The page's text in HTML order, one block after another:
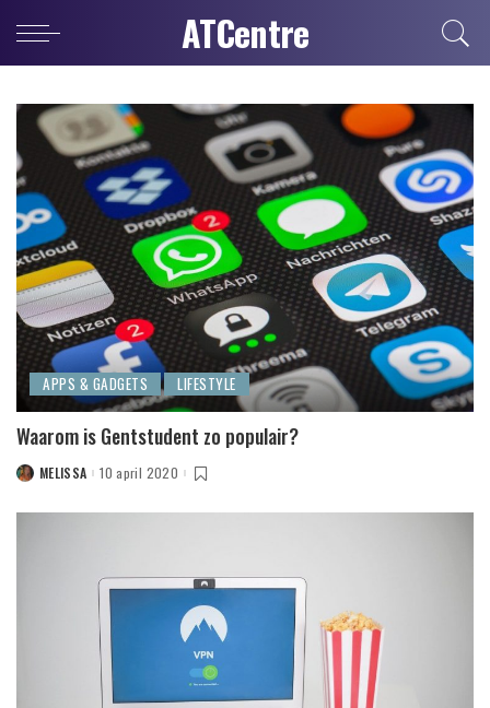
ATCentre
APPS & GADGETS LIFESTYLE
Waarom is Gentstudent zo populair?
POSTEDMELISSA 10 april 2020